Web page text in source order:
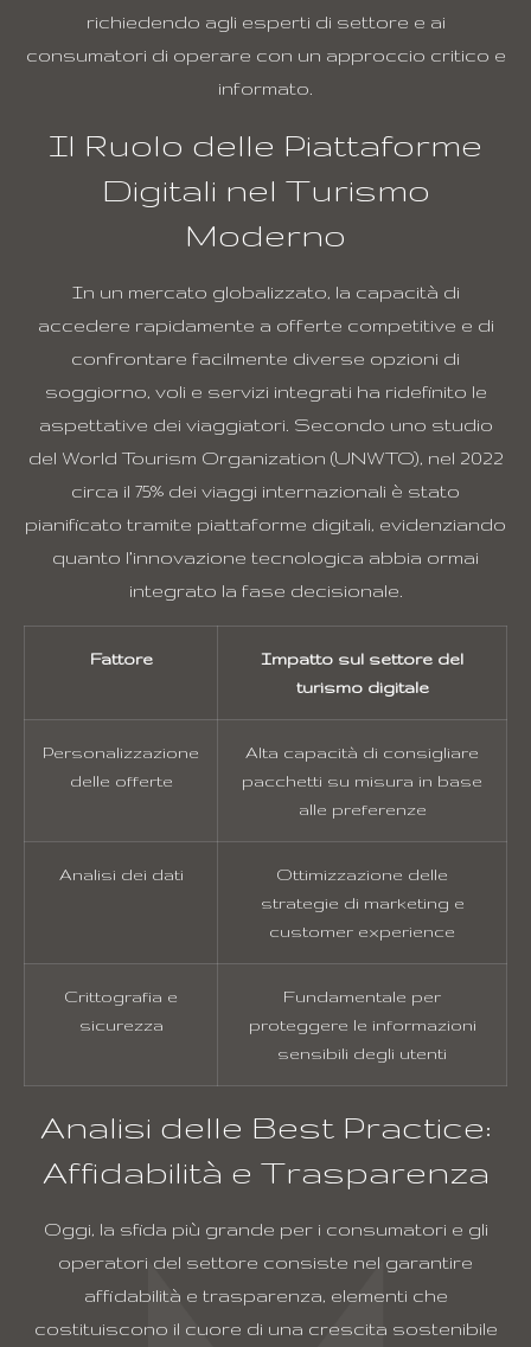
richiedendo agli esperti di settore e ai
consumatori di operare con un approccio critico e
informato.
Il Ruolo delle Piattaforme
Digitali nel Turismo
Moderno
In un mercato globalizzato, la capacità di
accedere rapidamente a offerte competitive e di
confrontare facilmente diverse opzioni di
soggiorno, voli e servizi integrati ha ridefinito le
aspettative dei viaggiatori. Secondo uno studio
del World Tourism Organization (UNWTO), nel 2022
circa il 75% dei viaggi internazionali è stato
pianificato tramite piattaforme digitali, evidenziando
quanto l’innovazione tecnologica abbia ormai
integrato la fase decisionale.
Fattore
Impatto sul settore del
turismo digitale
Personalizzazione
delle offerte
Alta capacità di consigliare
pacchetti su misura in base
alle preferenze
Analisi dei dati
Ottimizzazione delle
strategie di marketing e
customer experience
Crittografia e
sicurezza
Fundamentale per
proteggere le informazioni
sensibili degli utenti
Analisi delle Best Practice:
Affidabilità e Trasparenza
Oggi, la sfida più grande per i consumatori e gli
operatori del settore consiste nel garantire
affidabilità e trasparenza, elementi che
costituiscono il cuore di una crescita sostenibile